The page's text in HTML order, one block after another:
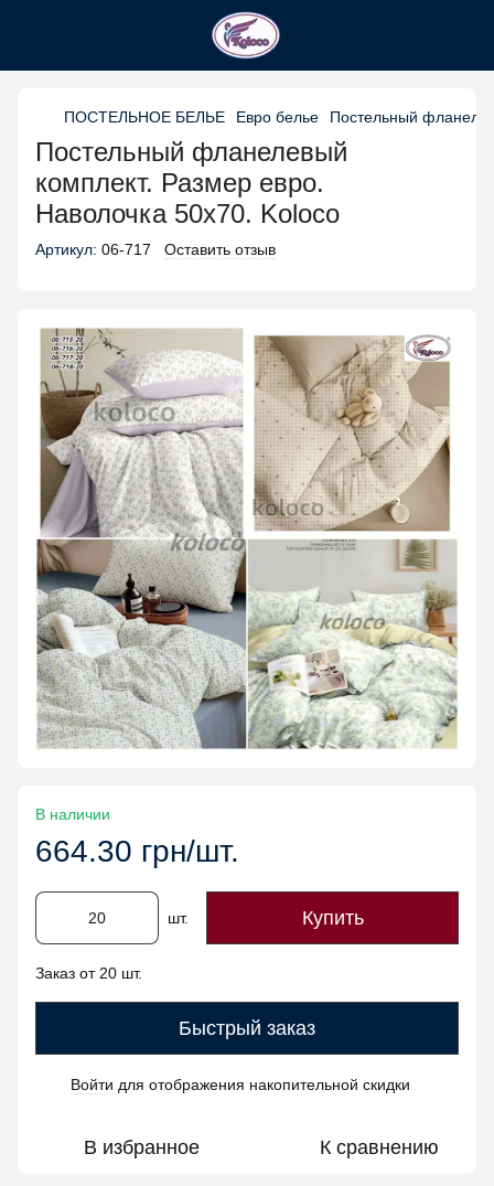
ПОСТЕЛЬНОЕ БЕЛЬЕ Евро белье Постельный
Постельный фланелевый
комплект. Размер евро.
Наволочка 50х70. Koloco
Артикул: 06-717 Оставить отзыв
В наличии
664.30 грн/шт.
шт. Купить
Заказ от 20 шт.
Быстрый заказ
Войти для отображения накопительной скидки
В избранное К сравнению